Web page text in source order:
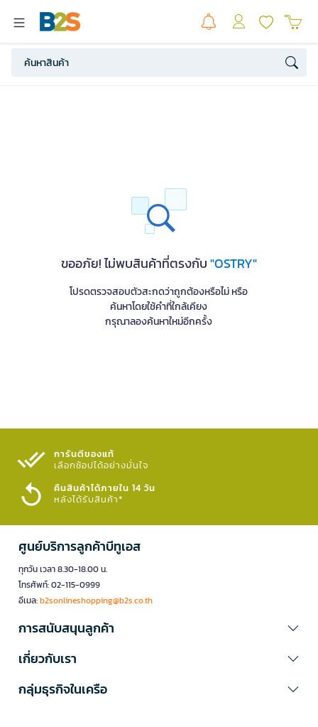
ขออภัย! ไม่พบสินค้าที่ตรงกับ"OSTRY"
โปรดตรวจสอบตัวสะกดว่าถูกต้องหรือไม่ หรือ
ค้นหาโดยใช้คำที่ใกล้เคียง
กรุณาลองค้นหาใหม่อีกครั้ง
การันตีของแท้
เลือกช้อปได้อย่างมั่นใจ​
คืนสินค้าได้ภายใน 14 วัน
หลังได้รับสินค้า*
ศูนย์บริการลูกค้าบีทูเอส
ทุกวัน เวลา 8.30-18.00 น.
โทรศัพท์: 02-115-0999
อีเมล:b2sonlineshopping@b2s.co.th
การสนับสนุนลูกค้า
เกี่ยวกับเรา
กลุ่มธุรกิจในเครือ